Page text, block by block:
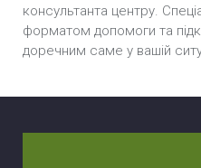
консультанта центру.
форматом допомоги та
доречним саме у вашій